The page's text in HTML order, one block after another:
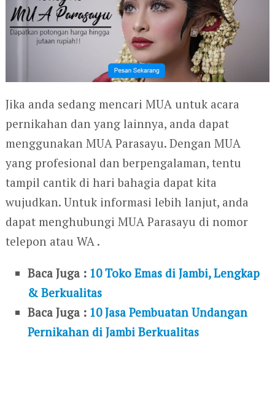
Jika anda sedang mencari MUA untuk acara
pernikahan dan yang lainnya, anda dapat
menggunakan MUA Parasayu. Dengan MUA
yang profesional dan berpengalaman, tentu
tampil cantik di hari bahagia dapat kita
wujudkan. Untuk informasi lebih lanjut, anda
dapat menghubungi MUA Parasayu di nomor
telepon atau WA .
Baca Juga : 10 Toko Emas di Jambi, Lengkap
& Berkualitas
Baca Juga : 10 Jasa Pembuatan Undangan
Pernikahan di Jambi Berkualitas